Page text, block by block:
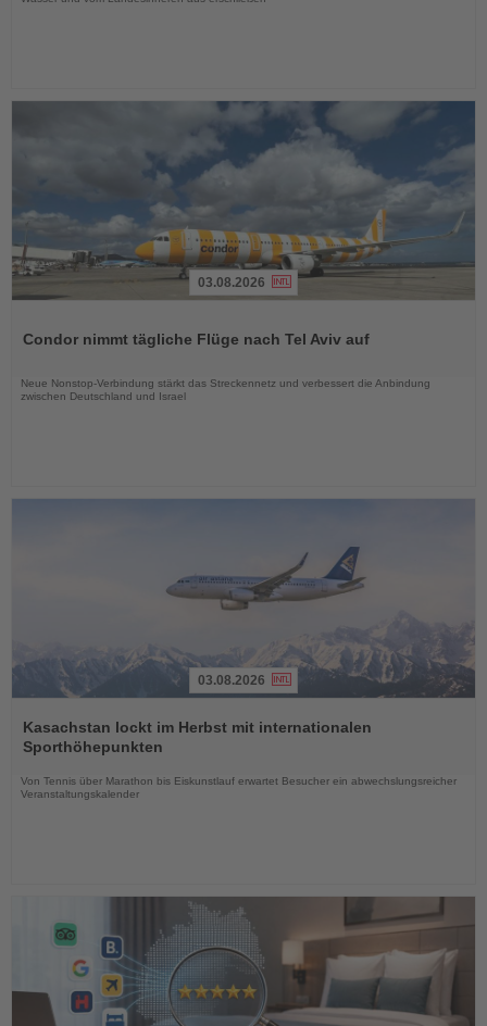
die
03.08.2026
Condor nimmt tägliche Flüge nach Tel Aviv auf
Neue Nonstop-Verbindung stärkt das Streckennetz und verbessert die Anbindung
zwischen Deutschland und Israel
Sie
die
Nachrichten
03.08.2026
Kasachstan lockt im Herbst mit internationalen
Sporthöhepunkten
Von Tennis über Marathon bis Eiskunstlauf erwartet Besucher ein abwechslungsreicher
Veranstaltungskalender